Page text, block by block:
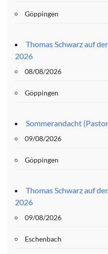
Göppingen
Thomas Schwarz auf
2026
08/08/2026
Göppingen
Sommerandacht
09/08/2026
Göppingen
Thomas Schwarz auf
2026
09/08/2026
Eschenbach